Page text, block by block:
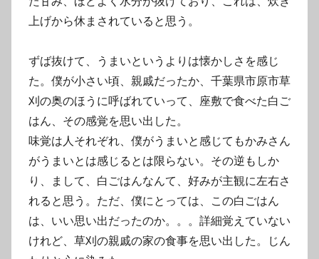
上げから休まされていると思う。
ずば抜けて、うまいというよりは懐かしさを感じ
た。僕が小さい頃、親戚だったか、千葉県市原市草
刈の奥のほうに呼ばれていって、座敷で食べた白ご
はん、その感覚を思い出した。
味覚は人それぞれ、僕がうまいと感じてもかみさん
がうまいとは感じるとは限らない。その逆もしか
り、まして、白ごはんなんて、好みが主観に左右さ
れると思う。ただ、僕にとっては、この白ごはん
は、いい思い出だったのか。。。詳細覚えていない
けれど、草刈の親戚の家の食事を思い出した。じん